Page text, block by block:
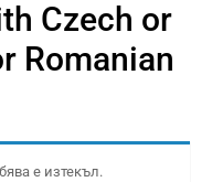
Czech or
Romanian
е изтекъл.